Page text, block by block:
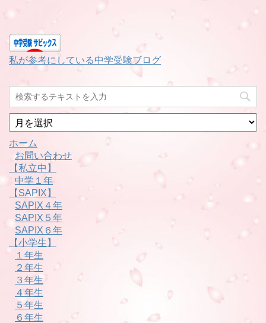
私が参考にしている中学受験ブログ
月
別
ホーム
お問い合わせ
【私立中】
中学１年
【SAPIX】
SAPIX４年
SAPIX５年
SAPIX６年
【小学生】
１年生
２年生
３年生
４年生
５年生
６年生